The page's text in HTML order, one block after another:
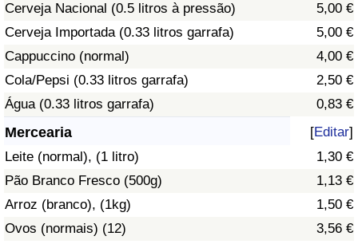
Cerveja Nacional (0.5 litros à pressão)
5,00 €
Cerveja Importada (0.33 litros garrafa)
5,00 €
Cappuccino (normal)
4,00 €
Cola/Pepsi (0.33 litros garrafa)
2,50 €
Água (0.33 litros garrafa)
0,83 €
Mercearia [Editar]
Leite (normal), (1 litro)
1,30 €
Pão Branco Fresco (500g)
1,13 €
Arroz (branco), (1kg)
1,50 €
Ovos (normais) (12)
3,56 €
Taxa do Indicador de Crime (Atual)
Indicador de Crime
Índice de criminalidade por país
Saúde
Indicador de Saúde (Atual)
Indicador de Saúde